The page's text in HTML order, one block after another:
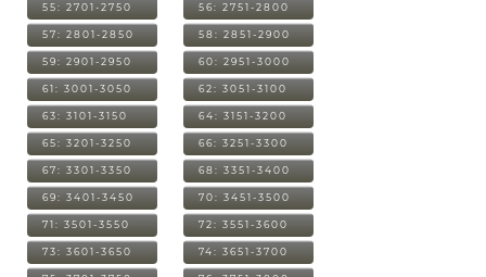
55: 2701-2750 56: 2751-2800
57: 2801-2850 58: 2851-2900
59: 2901-2950 60: 2951-3000
61: 3001-3050 62: 3051-3100
63: 3101-3150 64: 3151-3200
65: 3201-3250 66: 3251-3300
67: 3301-3350 68: 3351-3400
69: 3401-3450 70: 3451-3500
71: 3501-3550 72: 3551-3600
73: 3601-3650 74: 3651-3700